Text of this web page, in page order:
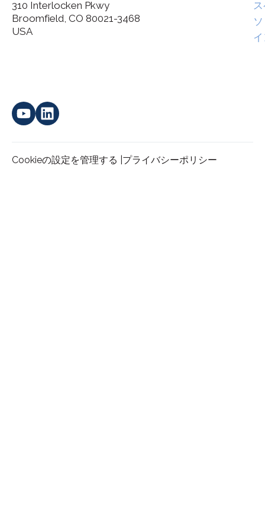
I agree to allow Spatial Corp to store and process my
310 Interlocken Pkwy
Broomfield, CO 80021-3468
USA
Cookieの設定を管理する | プライバシーポリシー